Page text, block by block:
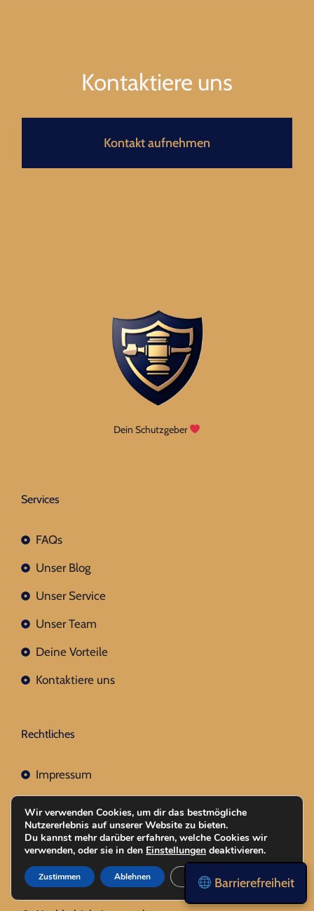
Kontaktiere uns
Kontakt aufnehmen
Dein Schutzgeber
Services
FAQs
Unser Blog
Unser Service
Unser Team
Deine Vorteile
Kontaktiere uns
Rechtliches
Impressum
AGBs
Datenschutzverzeichnis
Erstinformation
Barrierefreiheit
Wir verwenden Cookies, um dir das bestmögliche
Nutzererlebnis auf unserer Website zu bieten.
Du kannst mehr darüber erfahren, welche Cookies wir
verwenden, oder sie in den Einstellungen deaktivieren.
Zustimmen Ablehnen Einstellungen